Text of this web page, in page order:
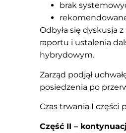
brak
Odbyła się dyskusja
raportu i ustalenia
hybrydowym.
Zarząd podjął
posiedzenia po
Czas trwania I części
Część II –